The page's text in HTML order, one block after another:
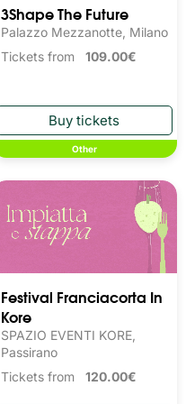
3Shape The Future
Palazzo Mezzanotte, Milano
Tickets from 109.00€
Other
Festival Franciacorta In
Kore
SPAZIO EVENTI KORE,
Passirano
Tickets from 120.00€